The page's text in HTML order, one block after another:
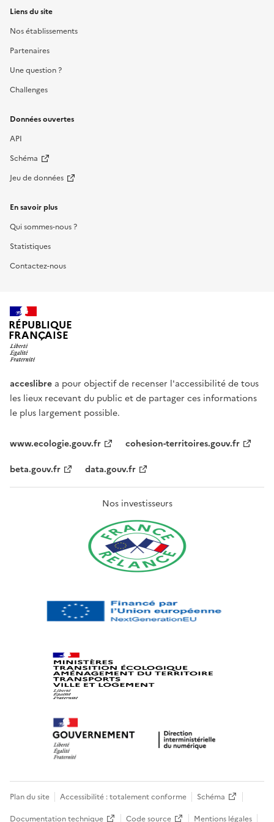
Liens du site
Nos établissements
Partenaires
Une question ?
Challenges
Données ouvertes
API
Schéma
Jeu de données
En savoir plus
Qui sommes-nous ?
Statistiques
Contactez-nous
RÉPUBLIQUE
FRANÇAISE
acceslibre a pour objectif de recenser l'accessibilité de tous
les lieux recevant du public et de partager ces informations
le plus largement possible.
www.ecologie.gouv.fr
cohesion-territoires.gouv.fr
beta.gouv.fr
data.gouv.fr
Nos investisseurs
Plan du site Accessibilité : totalement conforme
Schéma
Documentation technique
Code source Mentions légales